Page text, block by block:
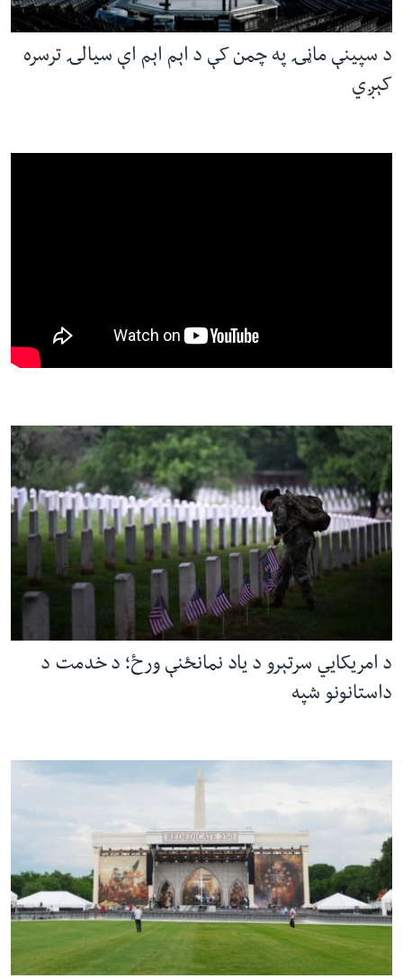
د سپینې ماڼۍ په چمن کې د اېم اېم اې سیالۍ ترسره
کېږي
د امریکایي سرتېرو د یاد نمانځنې ورځ؛ د خدمت د
داستانونو شپه